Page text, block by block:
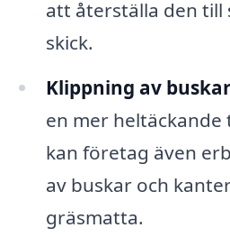
att återställa den
skick.
Klippning av
en mer
kan företag även
av buskar och
gräsmatta.